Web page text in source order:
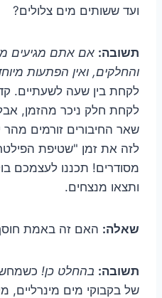
ועד ששותים מים צלולים?
תשובה: אם אתם מגיעים
והחלקים, ואין הפתעות
לקחת בין שעה לשעתיים.
לקחת חלק ניכר מהזמן,
שאר החיבורים זורמים
לזה את זמן "שטיפת
מסודרים! תכננו לעצמכם
ותצאו מנצחים.
שאלה: האם זה באמת
תשובה: בהחלט כן!
של בקבוקי מים מינרליים,